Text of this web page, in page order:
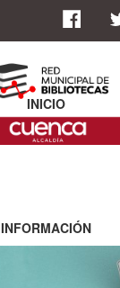
INICIO
INFORMACIÓN